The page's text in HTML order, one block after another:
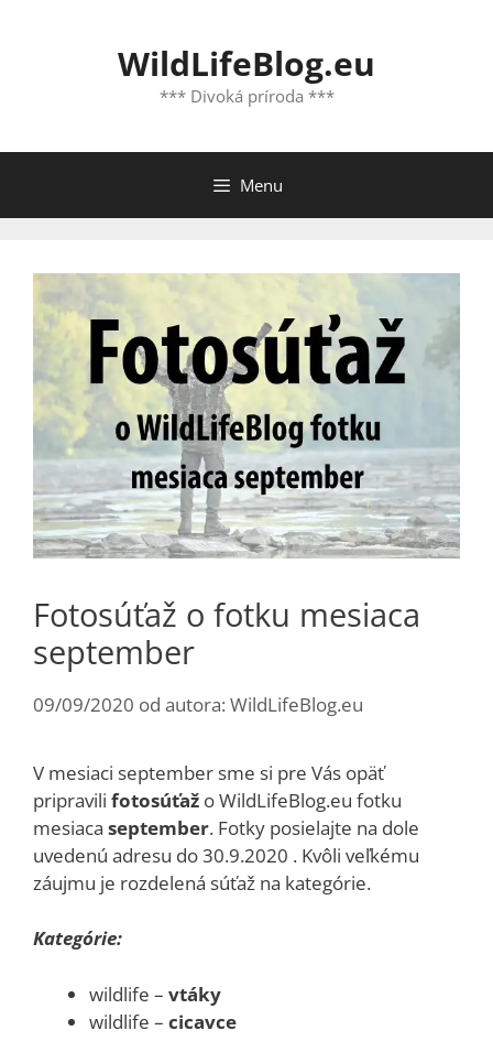
WildLifeBlog.eu
*** Divoká príroda ***
Menu
Fotosúťaž o fotku mesiaca
september
09/09/2020 od autora: WildLifeBlog.eu
V mesiaci september sme si pre Vás opäť
pripravili fotosúťaž o WildLifeBlog.eu fotku
mesiaca september. Fotky posielajte na dole
uvedenú adresu do 30.9.2020 . Kvôli veľkému
záujmu je rozdelená súťaž na kategórie.
Kategórie:
wildlife – vtáky
wildlife – cicavce